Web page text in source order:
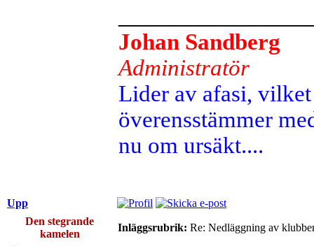
Johan Sandberg
Administratör
Lider av afasi,
överensstämmer
nu om ursäkt....
Upp
Den stegrande
kamelen
Inläggsrubrik: Re: Nedläggning av